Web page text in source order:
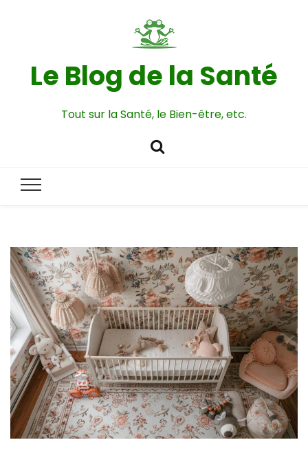
Le Blog de la Santé
Tout sur la Santé, le Bien-être, etc.